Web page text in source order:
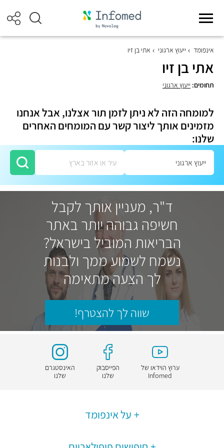
אינפומד ייעוץ ארגוני אתי בן זיו
אתי בן זיו
תחומים: ייעוץ ארגוני
למומחה הזה לא ניתן לזמן תור אצלנו, אבל אנחנו
מזמינים אותך ליצור קשר עם המומחים האחרים
שלנו:
ד"ר, מעניין אותך לקבל
חשיפה גבוהה יותר באתר
הבריאות המוביל בישראל?
נשמח לשמוע ממך ולבנות
לך הצעה מתאימה
שווה לך להצטרף!
ערוץ הוידאו של
Infomed
הפייסבוק
שלנו
האינסטגרם
שלנו
על אינפומד